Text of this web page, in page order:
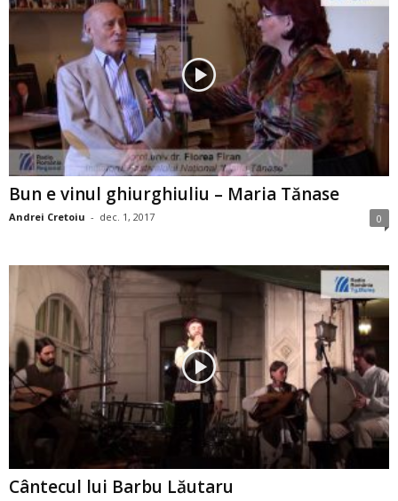
Bun e vinul ghiurghiuliu – Maria Tănase
Andrei Cretoiu - dec. 1, 2017 0
Cântecul lui Barbu Lăutaru